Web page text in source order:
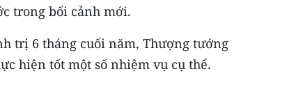
trong bối cảnh mới.
trị 6 tháng cuối năm, Thượng tướng
hiện tốt một số nhiệm vụ cụ thể.